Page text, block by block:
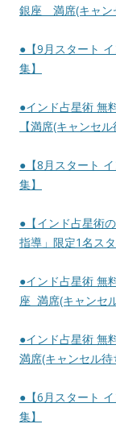
銀座 満席(キャン
●【9月スタート
集】
●インド占星術 無
【満席(キャンセ
●【8月スタート
集】
●【インド占星術
指導」限定1名スタ
●インド占星術 無
座 満席(キャンセ
●インド占星術 無
満席(キャンセル待
●【6月スタート
集】